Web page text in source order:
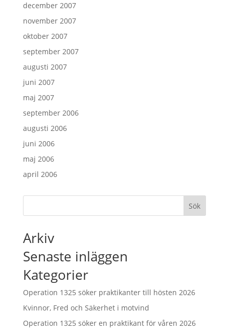
december 2007
november 2007
oktober 2007
september 2007
augusti 2007
juni 2007
maj 2007
september 2006
augusti 2006
juni 2006
maj 2006
april 2006
Sök
Arkiv
Senaste inläggen
Kategorier
Operation 1325 söker praktikanter till hösten 2026
Kvinnor, Fred och Säkerhet i motvind
Operation 1325 söker en praktikant för våren 2026